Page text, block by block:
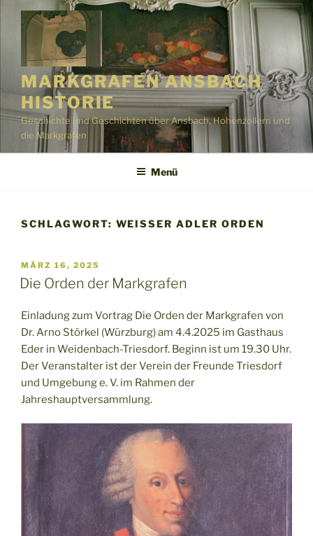
Zum
Inhalt
springen
MARKGRAFEN ANSBACH
HISTORIE
Geschichte und Geschichten über Ansbach, Hohenzollern und
die Markgrafen
Menü
SCHLAGWORT: WEISSER ADLER ORDEN
VERÖFFENTLICHT
AM
MÄRZ 16, 2025
Die Orden der Markgrafen
Einladung zum Vortrag Die Orden der Markgrafen von
Dr. Arno Störkel (Würzburg) am 4.4.2025 im Gasthaus
Eder in Weidenbach-Triesdorf. Beginn ist um 19.30 Uhr.
Der Veranstalter ist der Verein der Freunde Triesdorf
und Umgebung e. V. im Rahmen der
Jahreshauptversammlung.